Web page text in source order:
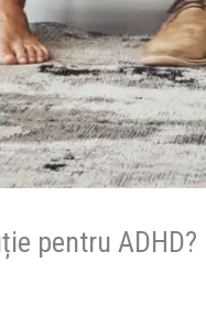
pentru ADHD?